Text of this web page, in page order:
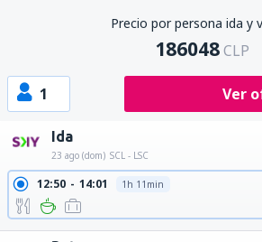
Precio por persona ida y
186048 CLP
1 Ver
Ida
23 ago (dom) SCL - LSC
12:50 14:01 1h 11min